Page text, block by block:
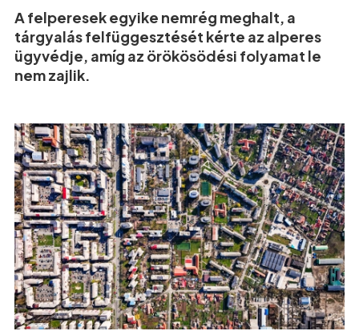
A felperesek egyike nemrég meghalt, a
tárgyalás felfüggesztését kérte az alperes
ügyvédje, amíg az örökösödési folyamat le
nem zajlik.